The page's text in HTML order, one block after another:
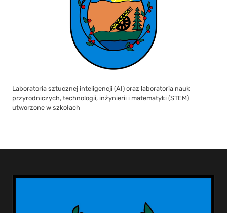
Laboratoria sztucznej inteligencji (AI) oraz laboratoria nauk
przyrodniczych, technologii, inżynierii i matematyki (STEM)
utworzone w szkołach